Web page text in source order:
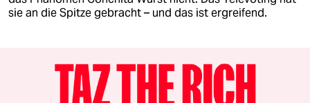
sie an die Spitze gebracht – und das ist ergreifend.